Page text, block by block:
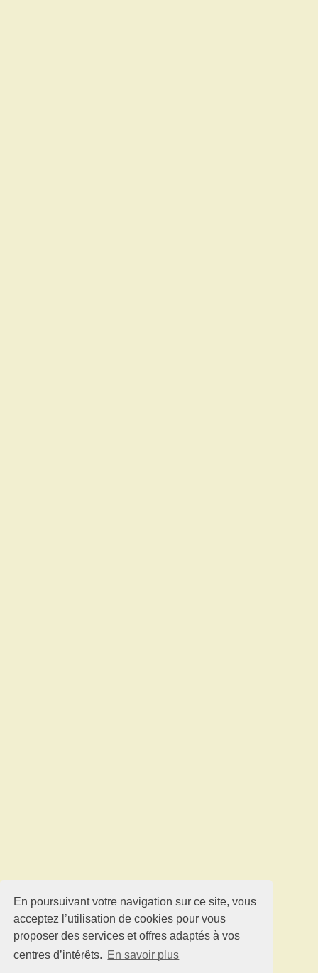
En poursuivant votre navigation sur ce site, vous
acceptez l’utilisation de cookies pour vous
proposer des services et offres adaptés à vos
centres d’intérêts. En savoir plus